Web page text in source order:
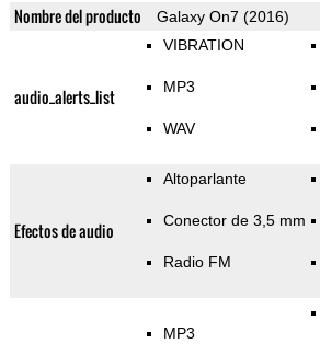
Nombre del producto Galaxy On7 (2016)
audio_alerts_list
VIBRATION
MP3
WAV
Efectos de audio
Altoparlante
Conector de 3,5 mm
Radio FM
MP3